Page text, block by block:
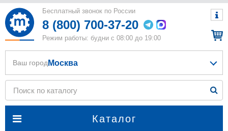
Бесплатный звонок по России
8 (800) 700-37-20
Режим работы: будни с 08:00 до 19:00
Каталог
Ваш город Москва